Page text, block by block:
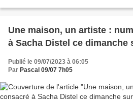
Une maison, un artiste :
à Sacha Distel ce dimanche
Publié le 09/07/2023 à 06:05
Par Pascal 09/07 7h05